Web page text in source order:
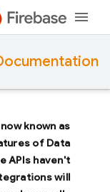
known as
of Data
APIs haven't
will